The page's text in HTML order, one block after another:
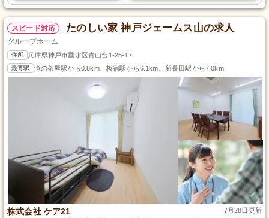
スピード対応 たのしい家 神戸ジェームス山の求人
グループホーム
住所 兵庫県神戸市垂水区青山台1-25-17
最寄駅 滝の茶屋駅から0.8km、板宿駅から6.1km、新長田駅から7.0km
株式会社 ケア21 7月28日更新